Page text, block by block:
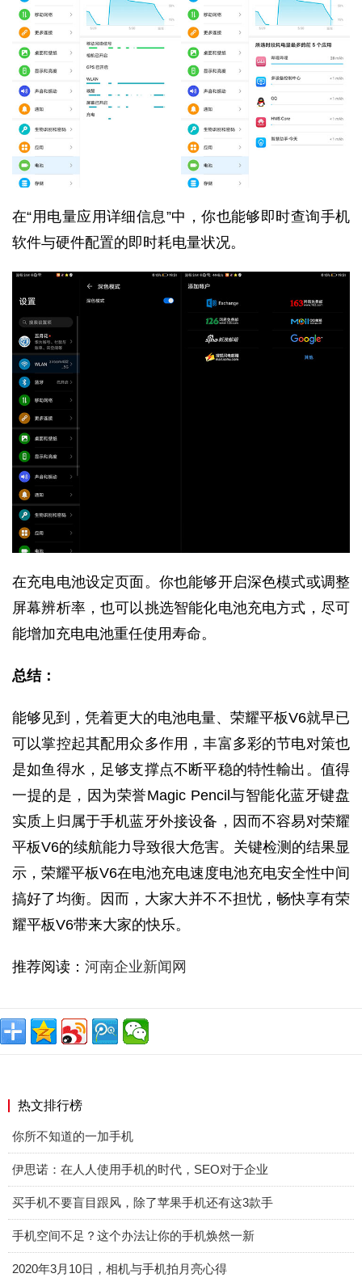
在“用电量应用详细信息”中，你也能够即时查询手机
软件与硬件配置的即时耗电量状况。
在充电电池设定页面。你也能够开启深色模式或调整
屏幕辨析率，也可以挑选智能化电池充电方式，尽可
能增加充电电池重任使用寿命。
总结：
能够见到，凭着更大的电池电量、荣耀平板V6就早已
可以掌控起其配用众多作用，丰富多彩的节电对策也
是如鱼得水，足够支撑点不断平稳的特性輸出。值得
一提的是，因为荣誉Magic Pencil与智能化蓝牙键盘
实质上归属于手机蓝牙外接设备，因而不容易对荣耀
平板V6的续航能力导致很大危害。关键检测的结果显
示，荣耀平板V6在电池充电速度电池充电安全性中间
搞好了均衡。因而，大家大并不不担忧，畅快享有荣
耀平板V6带来大家的快乐。
推荐阅读： 河南企业新闻网
热文排行榜
你所不知道的一加手机
伊思诺：在人人使用手机的时代，SEO对于企业
买手机不要盲目跟风，除了苹果手机还有这3款手
手机空间不足？这个办法让你的手机焕然一新
2020年3月10日，相机与手机拍月亮心得